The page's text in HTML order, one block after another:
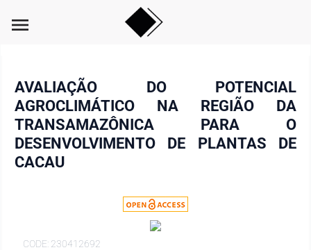
menu
AVALIAÇÃO DO POTENCIAL
AGROCLIMÁTICO NA REGIÃO DA
TRANSAMAZÔNICA PARA O
DESENVOLVIMENTO DE PLANTAS DE
CACAU
CODE: 230412692